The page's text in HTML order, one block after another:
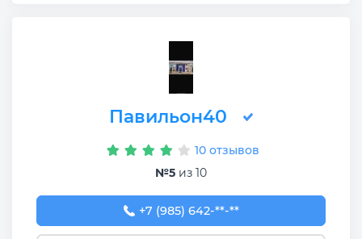
Павильон40
10 отзывов
№5 из 10
+7 (985) 642-33-58
+7 (985) 642-**-**